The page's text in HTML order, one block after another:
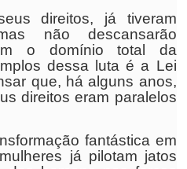
direitos, já tiveram
não descansarão
o domínio total da
dessa luta é a Lei
que, há alguns anos,
direitos eram paralelos
fantástica em
já pilotam jatos